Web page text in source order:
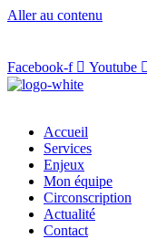
Aller au contenu
Facebook-f Youtube
Accueil
Services
Enjeux
Mon équipe
Circonscription
Actualité
Contact